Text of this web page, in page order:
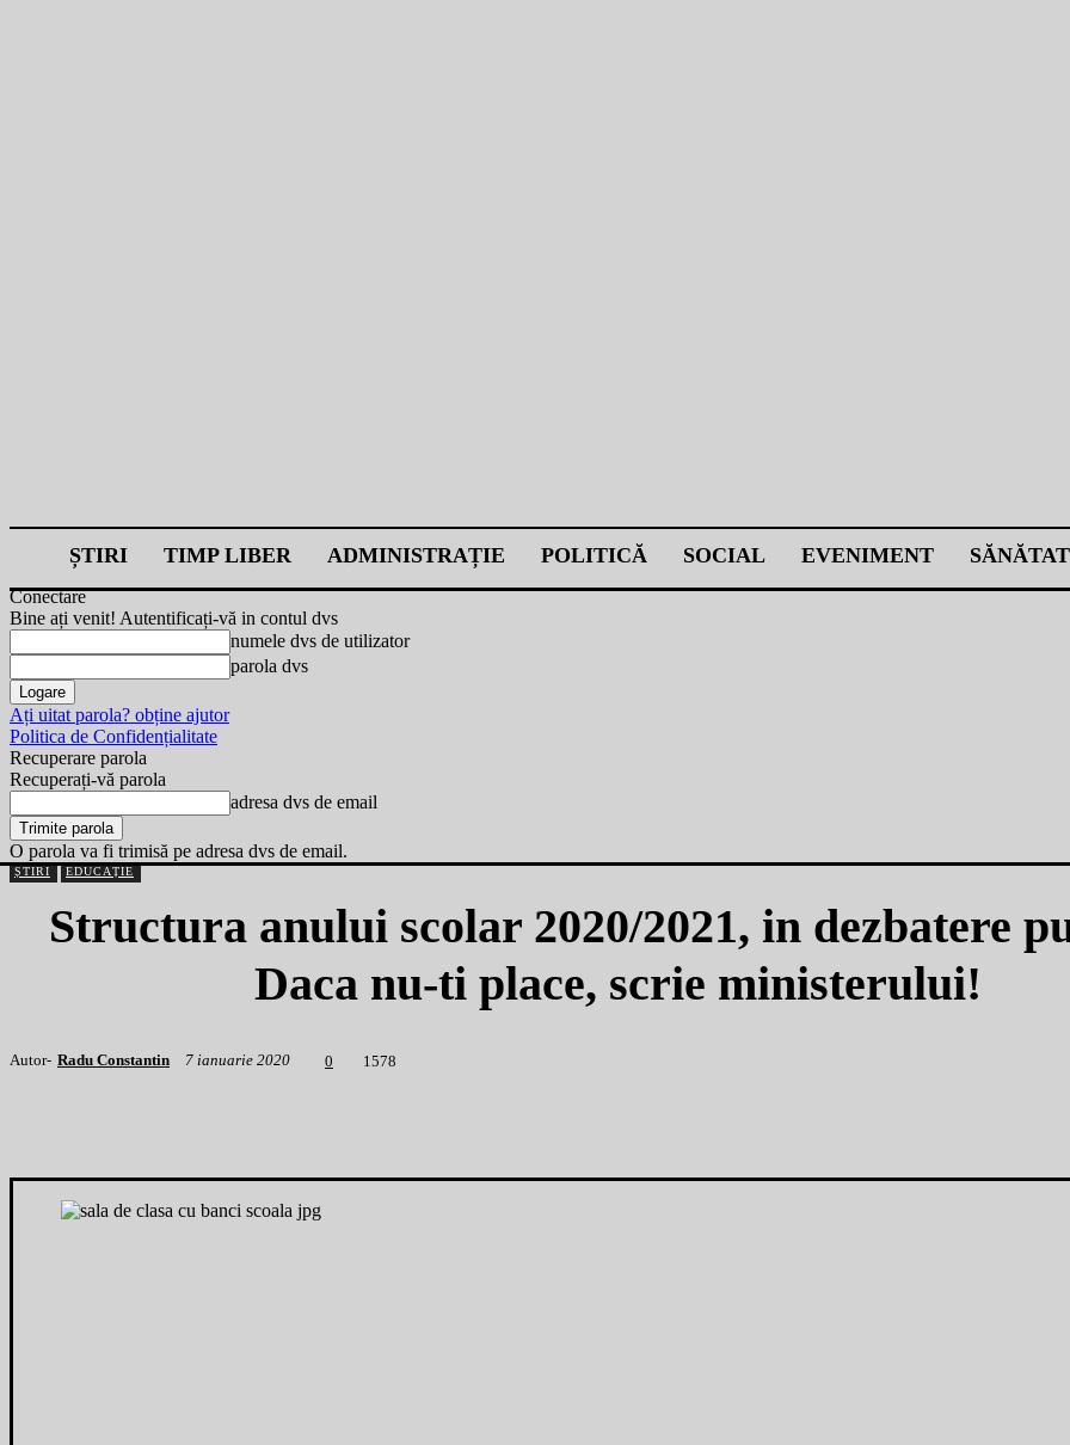
ȘTIRI TIMP LIBER ADMINISTRAȚIE POLITICĂ SOCIAL EVENIMENT
Conectare
Bine ați venit! Autentificați-vă in contul dvs
numele dvs de utilizator
parola dvs
Ați uitat parola? obține ajutor
Politica de Confidențialitate
Recuperare parola
Recuperați-vă parola
adresa dvs de email
O parola va fi trimisă pe adresa dvs de email.
ȘTIRI EDUCAȚIE
Structura anului scolar 2020/2021, in dezbatere
Daca nu-ti place, scrie ministerului!
Autor- Radu Constantin 7 ianuarie 2020 0 1 578